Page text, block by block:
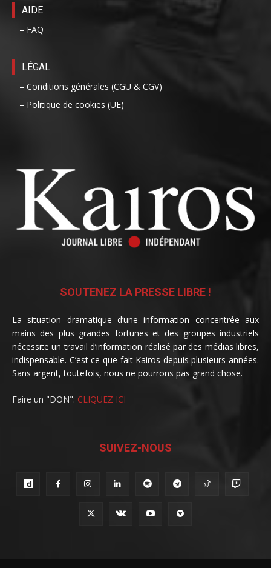
AIDE
– FAQ
LÉGAL
– Conditions générales (CGU & CGV)
– Politique de cookies (UE)
SOUTENEZ LA PRESSE LIBRE !
La situation dramatique d’une information concentrée aux
mains des plus grandes fortunes et des groupes industriels
nécessite un travail d’information réalisé par des médias libres,
indispensable. C’est ce que fait Kairos depuis plusieurs années.
Sans argent, toutefois, nous ne pourrons pas grand chose.
Faire un "DON": CLIQUEZ ICI
SUIVEZ-NOUS